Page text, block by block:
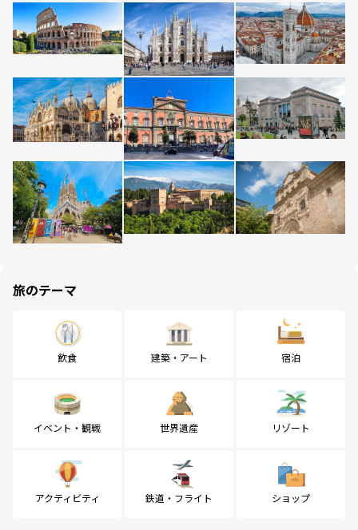
旅のテーマ
飲食 建築・アート 宿泊
イベント・観戦 世界遺産 リゾート
アクティビティ 鉄道・フライト ショップ